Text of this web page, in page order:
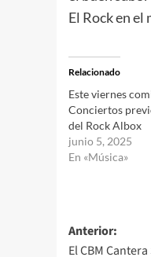
El Rock en
Relacionado
Este viernes
Conciertos
del Rock Albox
junio 5, 2025
En «Música»
Anterior:
El CBM